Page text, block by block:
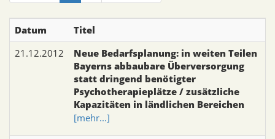
Datum
Titel
21.12.2012
Neue Bedarfsplanung: in weiten Teilen
Bayerns abbaubare Überversorgung
statt dringend benötigter
Psychotherapieplätze / zusätzliche
Kapazitäten in ländlichen Bereichen
[mehr...]